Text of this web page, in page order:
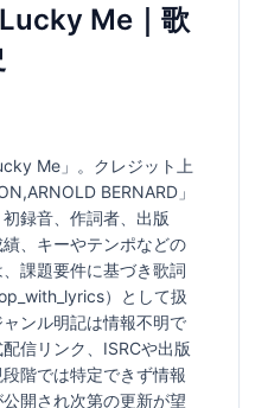
Me｜歌
Me」。クレジット上
BERNARD」
録音、作詞者、出版
、キーやテンポなどの
課題要件に基づき歌詞
）として扱
ンル明記は情報不明で
信リンク、ISRCや出版
階では特定できず情報
開され次第の更新が望